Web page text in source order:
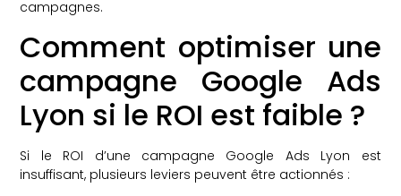
campagnes.
Comment optimiser une
campagne Google Ads
Lyon si le ROI est faible ?
Si le ROI d’une campagne Google Ads Lyon est
insuffisant, plusieurs leviers peuvent être actionnés :